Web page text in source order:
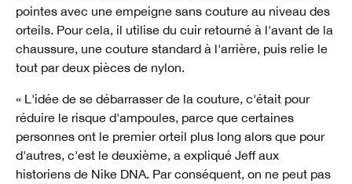
pointes avec une empeigne sans couture au niveau des
orteils. Pour cela, il utilise du cuir retourné à l'avant de la
chaussure, une couture standard à l'arrière, puis relie le
tout par deux pièces de nylon.
« L'idée de se débarrasser de la couture, c'était pour
réduire le risque d'ampoules, parce que certaines
personnes ont le premier orteil plus long alors que pour
d'autres, c'est le deuxième, a expliqué Jeff aux
historiens de Nike DNA. Par conséquent, on ne peut pas